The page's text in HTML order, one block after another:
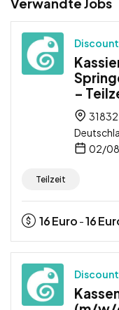
–
31832
02/
Teilzeit
16Euro -16